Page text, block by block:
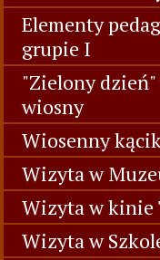
Elementy
grupie I
"Zielony
wiosny
Wiosenny
Wizyta w
Wizyta w kinie
Wizyta w